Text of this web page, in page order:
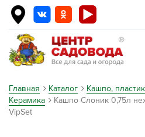
Главная Каталог Кашпо,
Керамика
Кашпо Слоник 0,75л
VipSet